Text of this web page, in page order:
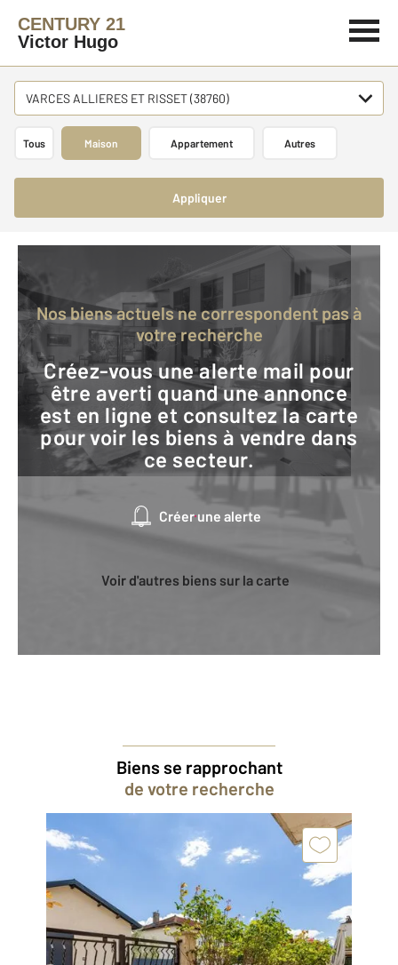
CENTURY 21
Victor Hugo
VARCES ALLIERES ET RISSET (38760)
Tous Maison Appartement Autres
Appliquer
Nos biens actuels ne correspondent pas à
votre recherche
Créez-vous une alerte mail pour
être averti quand une annonce
est en ligne et consultez la carte
pour voir les biens à vendre dans
ce secteur.
Créer une alerte
Voir d'autres biens sur la carte
Biens se rapprochant
de votre recherche